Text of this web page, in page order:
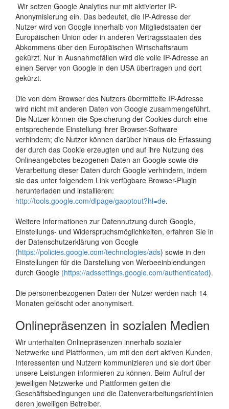
Wir setzen Google Analytics nur mit aktivierter IP-
Anonymisierung ein. Das bedeutet, die IP-Adresse der
Nutzer wird von Google innerhalb von Mitgliedstaaten der
Europäischen Union oder in anderen Vertragsstaaten des
Abkommens über den Europäischen Wirtschaftsraum
gekürzt. Nur in Ausnahmefällen wird die volle IP-Adresse an
einen Server von Google in den USA übertragen und dort
gekürzt.
Die von dem Browser des Nutzers übermittelte IP-Adresse
wird nicht mit anderen Daten von Google zusammengeführt.
Die Nutzer können die Speicherung der Cookies durch eine
entsprechende Einstellung ihrer Browser-Software
verhindern; die Nutzer können darüber hinaus die Erfassung
der durch das Cookie erzeugten und auf ihre Nutzung des
Onlineangebotes bezogenen Daten an Google sowie die
Verarbeitung dieser Daten durch Google verhindern, indem
sie das unter folgendem Link verfügbare Browser-Plugin
herunterladen und installieren:
http://tools.google.com/dlpage/gaoptout?hl=de.
Weitere Informationen zur Datennutzung durch Google,
Einstellungs- und Widerspruchsmöglichkeiten, erfahren Sie in
der Datenschutzerklärung von Google
(https://policies.google.com/technologies/ads) sowie in den
Einstellungen für die Darstellung von Werbeeinblendungen
durch Google (https://adssettings.google.com/authenticated).
Die personenbezogenen Daten der Nutzer werden nach 14
Monaten gelöscht oder anonymisert.
Onlinepräsenzen in sozialen Medien
Wir unterhalten Onlinepräsenzen innerhalb sozialer
Netzwerke und Plattformen, um mit den dort aktiven Kunden,
Interessenten und Nutzern kommunizieren und sie dort über
unsere Leistungen informieren zu können. Beim Aufruf der
jeweiligen Netzwerke und Plattformen gelten die
Geschäftsbedingungen und die Datenverarbeitungsrichtlinien
deren jeweiligen Betreiber.